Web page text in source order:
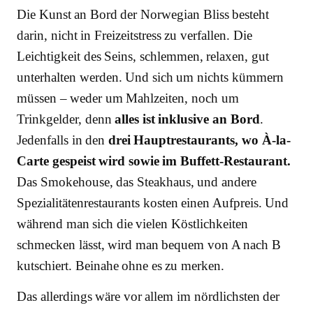
Die Kunst an Bord der Norwegian Bliss besteht
darin, nicht in Freizeitstress zu verfallen. Die
Leichtigkeit des Seins, schlemmen, relaxen, gut
unterhalten werden. Und sich um nichts kümmern
müssen – weder um Mahlzeiten, noch um
Trinkgelder, dennalles ist inklusive an Bord.
Jedenfalls in den drei Hauptrestaurants, wo À-la-
Carte gespeist wird sowie im Buffett-Restaurant.
Das Smokehouse, das Steakhaus, und andere
Spezialitätenrestaurants kosten einen Aufpreis. Und
während man sich die vielen Köstlichkeiten
schmecken lässt, wird man bequem von A nach B
kutschiert. Beinahe ohne es zu merken.
Das allerdings wäre vor allem im nördlichsten der